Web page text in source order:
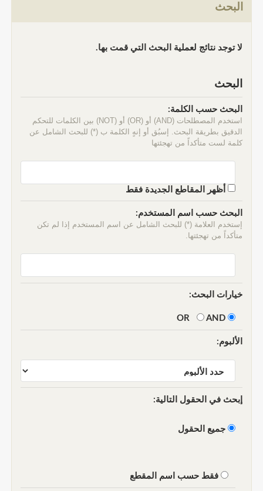
البحث
لا توجد نتائج لعملية البحث التي قمت بها.
البحث
البحث حسب الكلمة:
استخدم المصطلحات (AND) أو (OR) أو (NOT) بين الكلمات للتحكم
الدقيق بطريقة البحث. إسبُق أو إنهٍ الكلمة ب (*) للبحث الشامل عن
كلمة لست متأكداً من تهجئتها
أظهر المقاطع الجديدة فقط
البحث حسب اسم المستخدم:
إستخدم العلامة (*) للبحث الشامل عن اسم المستخدم إذا لم تكن
متأكداً من تهجئتها.
خيارات البحث:
AND
الألبوم:
إبحث في الحقول التالية:
جميع الحقول
فقط حسب اسم المقطع